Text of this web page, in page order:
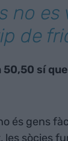
no
de
sí
és gens
les sòcies